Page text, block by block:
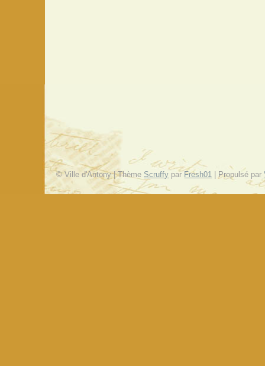
© Ville d'Antony | Thème Scruffy par Fresh01 | Propulsé par